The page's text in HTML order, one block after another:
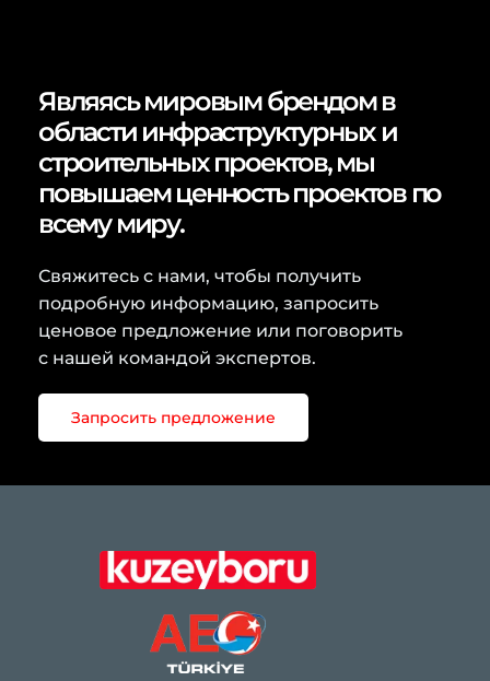
Являясь мировым брендом в
области инфраструктурных и
строительных проектов, мы
повышаем ценность проектов по
всему миру.
Свяжитесь с нами, чтобы получить
подробную информацию, запросить
ценовое предложение или поговорить
с нашей командой экспертов.
Запросить предложение